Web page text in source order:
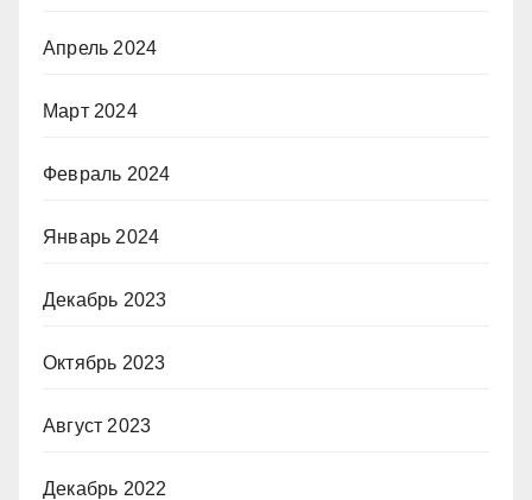
Апрель 2024
Март 2024
Февраль 2024
Январь 2024
Декабрь 2023
Октябрь 2023
Август 2023
Декабрь 2022